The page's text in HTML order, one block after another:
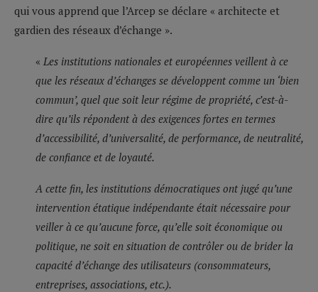
qui vous apprend que l’Arcep se déclare « architecte et
gardien des réseaux d’échange ».
« Les institutions nationales et européennes veillent à ce
que les réseaux d’échanges se développent comme un ‘bien
commun’, quel que soit leur régime de propriété, c’est-à-
dire qu’ils répondent à des exigences fortes en termes
d’accessibilité, d’universalité, de performance, de neutralité,
de confiance et de loyauté.
A cette fin, les institutions démocratiques ont jugé qu’une
intervention étatique indépendante était nécessaire pour
veiller à ce qu’aucune force, qu’elle soit économique ou
politique, ne soit en situation de contrôler ou de brider la
capacité d’échange des utilisateurs (consommateurs,
entreprises, associations, etc.).